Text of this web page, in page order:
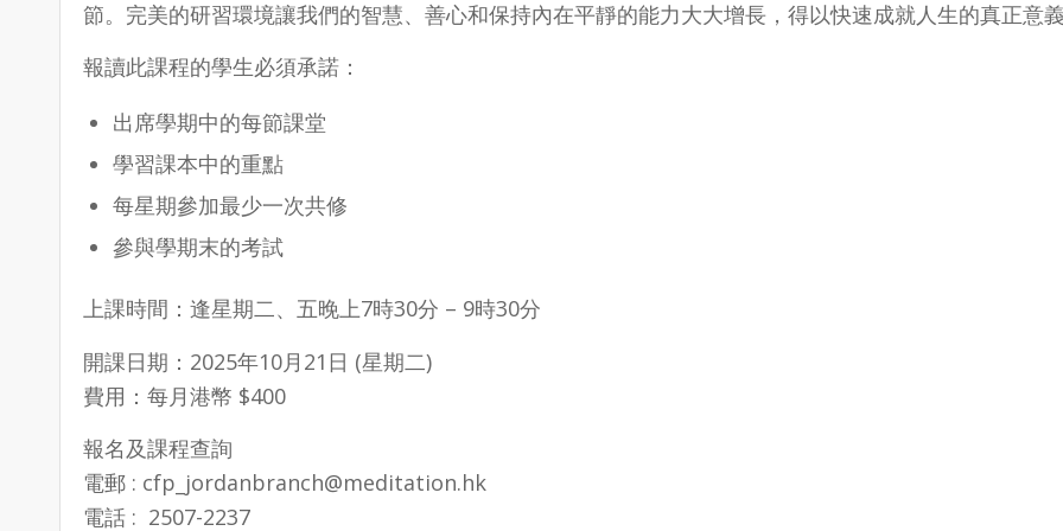
節。完美的研習環境讓我們的智慧、善心和保持內在平靜的能力大大增長，得以快速成就人生的真正意
報讀此課程的學生必須承諾：
出席學期中的每節課堂
學習課本中的重點
每星期參加最少一次共修
參與學期末的考試
上課時間：逢星期二、五晚上7時30分 – 9時30分
開課日期：2025年10月21日 (星期二)
費用：每月港幣 $400
報名及課程查詢
電郵 : cfp_jordanbranch@meditation.hk
電話 : 2507-2237